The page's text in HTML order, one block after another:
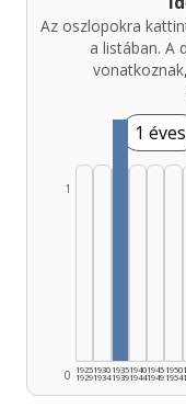
Az oszlopokra
a listában. A
1 éves
0
1
1925
1929
1930
1934
1935
1939
1940
1944
1945
1949
1950
1954